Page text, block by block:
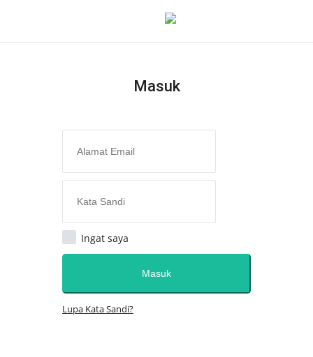
Masuk
Kesehatan
Masuk
Ingat saya
Masuk
Lupa Kata Sandi?